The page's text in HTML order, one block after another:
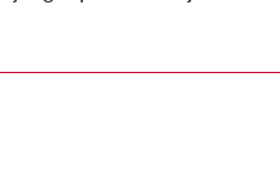
de Lasse Schöne Trophy